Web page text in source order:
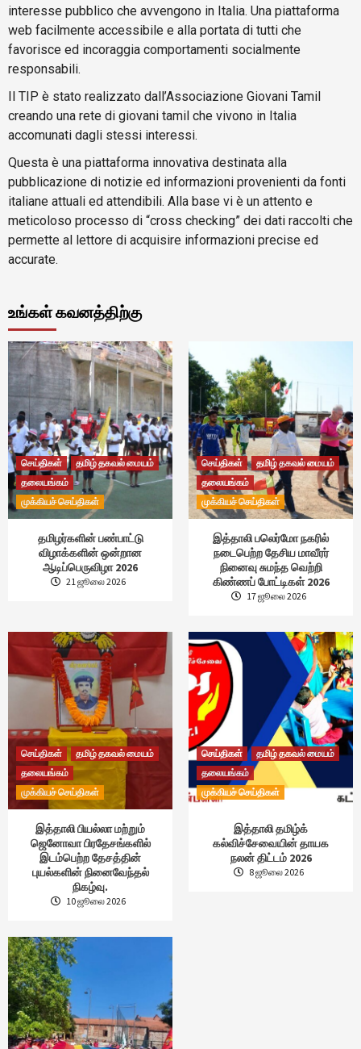
interesse pubblico che avvengono in Italia. Una piattaforma
web facilmente accessibile e alla portata di tutti che
favorisce ed incoraggia comportamenti socialmente
responsabili.
Il TIP è stato realizzato dall’Associazione Giovani Tamil
creando una rete di giovani tamil che vivono in Italia
accomunati dagli stessi interessi.
Questa è una piattaforma innovativa destinata alla
pubblicazione di notizie ed informazioni provenienti da fonti
italiane attuali ed attendibili. Alla base vi è un attento e
meticoloso processo di “cross checking” dei dati raccolti che
permette al lettore di acquisire informazioni precise ed
accurate.
உங்கள் கவனத்திற்கு
செய்திகள்
தமிழ் தகவல் மையம்
தலையங்கம்
முக்கியச் செய்திகள்
தமிழர்களின் பண்பாட்டு
விழாக்களின் ஒன்றான
ஆடிப்பெருவிழா 2026
21 ஜூலை 2026
செய்திகள்
தமிழ் தகவல் மையம்
தலையங்கம்
முக்கியச் செய்திகள்
இத்தாலி பலெர்மோ நகரில்
நடைபெற்ற தேசிய மாவீரர்
நினைவு சுமந்த வெற்றி
கிண்ணப் போட்டிகள் 2026
17 ஜூலை 2026
செய்திகள்
தமிழ் தகவல் மையம்
தலையங்கம்
முக்கியச் செய்திகள்
இத்தாலி பியல்லா மற்றும்
ஜெனோவா பிரதேசங்களில்
இடம்பெற்ற தேசத்தின்
புயல்களின் நினைவேந்தல்
நிகழ்வு.
10 ஜூலை 2026
செய்திகள்
தமிழ் தகவல் மையம்
தலையங்கம்
முக்கியச் செய்திகள்
இத்தாலி தமிழ்க்
கல்விச்சேவையின் தாயக
நலன் திட்டம் 2026
8 ஜூலை 2026